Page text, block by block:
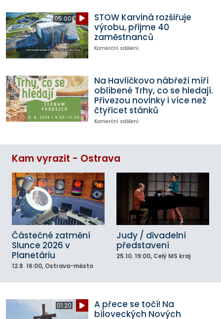
05:00
STOW Karviná rozšiřuje
výrobu, přijme 40
zaměstnanců
Komerční sdělení
Na Havlíčkovo nábřeží míří
oblíbené Trhy, co se hledají.
Přivezou novinky i více než
čtyřicet stánků
Komerční sdělení
Kam vyrazit - Ostrava
Částečné zatmění
Slunce 2026 v
Planetáriu
12.8. 16:00, Ostrava-město
Judy / divadelní
představení
25.10. 19:00, Celý MS kraj
01:20
A přece se točí! Na
bíloveckých Nových